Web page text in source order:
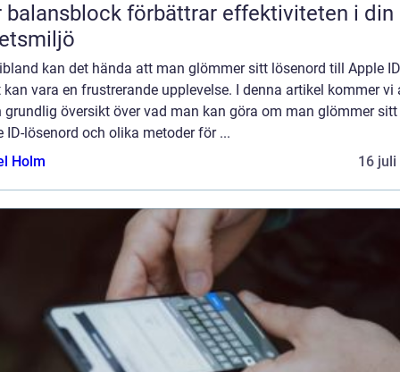
balansblock förbättrar effektiviteten i din
kan det hända att man glömmer sitt lösenord till Apple
kan vara en frustrerande upplevelse. I denna artikel kommer vi
grundlig översikt över vad man kan göra om man glömmer sitt
ID-lösenord och olika metoder för ...
Holm
16 juli